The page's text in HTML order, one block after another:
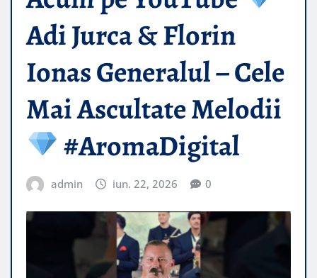
Adi Jurca & Florin
Ionas Generalul – Cele
Mai Ascultate Melodii
#AromaDigital
admin iun. 22, 2026 0